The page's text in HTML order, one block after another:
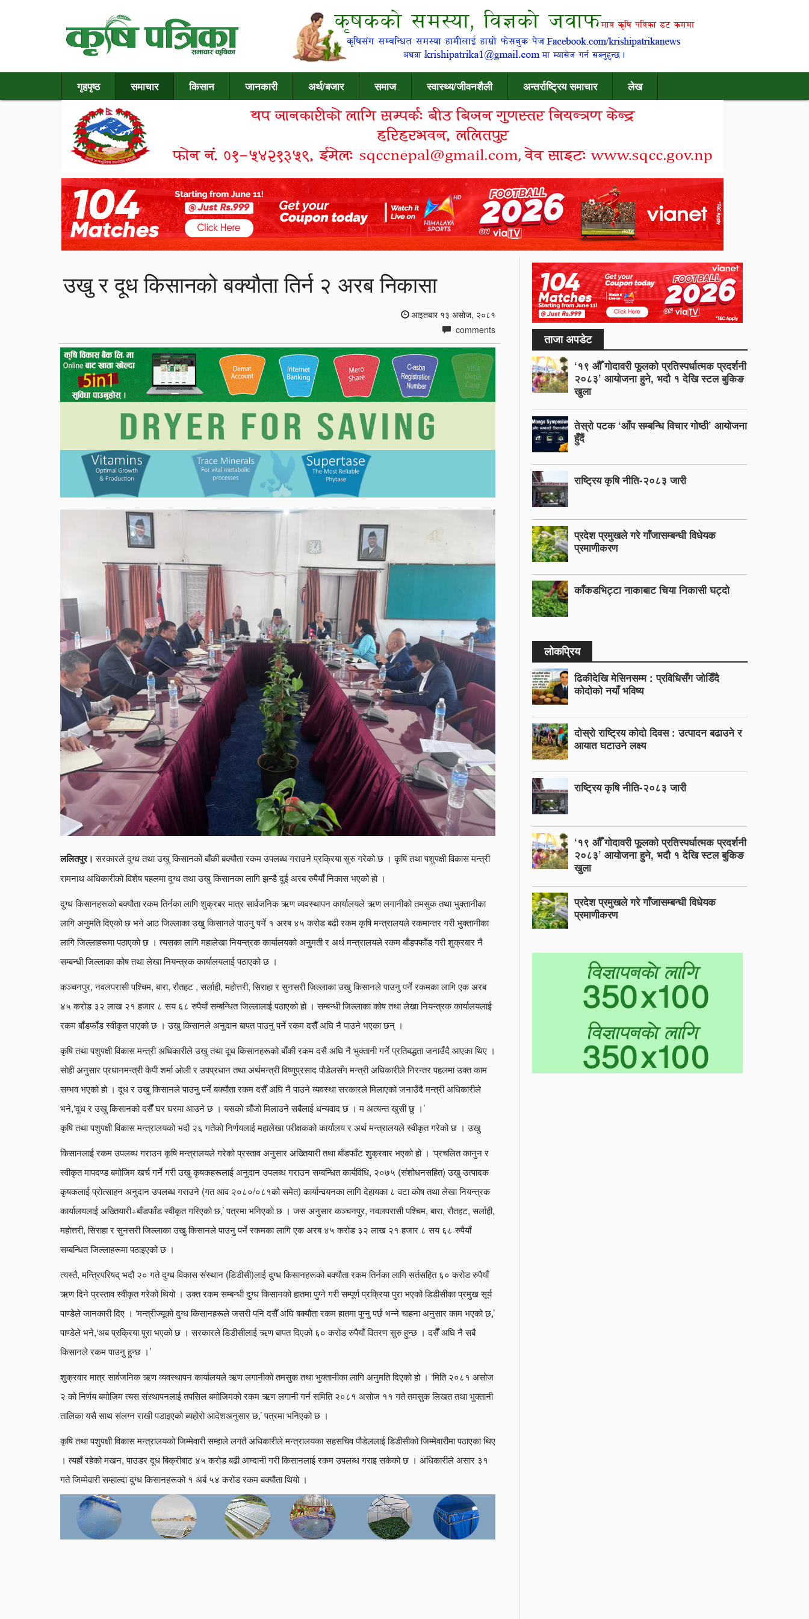
गृहपृष्ठ समाचार किसान जानकारी अर्थ/बजार समाज स्वास्थ्य/जीवनशैली अन्तर्राष्ट्रिय समाचार लेख
उखु र दूध किसानको बक्यौता तिर्न २ अरब निकासा
आइतबार १३ असोज, २०८१
comments
ललितपुर। सरकारले दुग्ध तथा उखु किसानको बाँकी बक्यौता रकम उपलब्ध गराउने प्रक्रिया सुरु गरेको छ । कृषि तथा पशुपक्षी विकास मन्त्री
रामनाथ अधिकारीको विशेष पहलमा दुग्ध तथा उखु किसानका लागि झन्डै दुई अरब रुपैयाँ निकास भएको हो ।
दुग्ध किसानहरूको बक्यौता रकम तिर्नका लागि शुक्रबर मात्र सार्वजनिक ऋण व्यवस्थापन कार्यालयले ऋण लगानीको तमसुक तथा भुक्तानीका
लागि अनुमति दिएको छ भने आठ जिल्लाका उखु किसानले पाउनु पर्ने १ अरब ४५ करोड बढी रकम कृषि मन्त्रालयले रकमान्तर गरी भुक्तानीका
लागि जिल्लाहरूमा पठाएको छ । त्यसका लागि महालेखा नियन्त्रक कार्यालयको अनुमती र अर्थ मन्त्रालयले रकम बाँडपफाँड गरी शुक्रबार नै
सम्बन्धी जिल्लाका कोष तथा लेखा नियन्त्रक कार्यालयलाई पठाएको छ ।
कञ्चनपुर, नवलपरासी पश्चिम, बारा, रौतहट , सर्लाही, महोत्तरी, सिराहा र सुनसरी जिल्लाका उखु किसानले पाउनु पर्ने रकमका लागि एक अरब
४५ करोड ३२ लाख २१ हजार ८ सय ६८ रुपैयाँ सम्बन्धित जिल्लालाई पठाएको हो । सम्बन्धी जिल्लाका कोष तथा लेखा नियन्त्रक कार्यालयलाई
रकम बाँडफाँड स्वीकृत पाएको छ । उखु किसानले अनुदान बापत पाउनु पर्ने रकम दसैँ अघि नै पाउने भएका छन् ।
कृषि तथा पशुपक्षी विकास मन्त्री अधिकारीले उखु तथा दूध किसानहरूको बाँकी रकम दसै अघि नै भुक्तानी गर्ने प्रतिबद्धता जनाउँदै आएका थिए ।
सोही अनुसार प्रधानमन्त्री केपी शर्मा ओली र उपप्रधान तथा अर्थमन्त्री विष्णुप्रसाद पौडेलसँग मन्त्री अधिकारीले निरन्तर पहलमा उक्त काम
सम्भव भएको हो । दूध र उखु किसानले पाउनु पर्ने बक्यौता रकम दसैँ अघि नै पाउने व्यवस्था सरकारले मिलाएको जनाउँदै मन्त्री अधिकारीले
भने,‘दूध र उखु किसानको दसैँ घर घरमा आउने छ । यसको चाँजो मिलाउने सबैलाई धन्यवाद छ । म अत्यन्त खुसी छु ।’
कृषि तथा पशुपक्षी विकास मन्त्रालयको भदौ २६ गतेको निर्णयलाई महालेखा परीक्षकको कार्यालय र अर्थ मन्त्रालयले स्वीकृत गरेको छ । उखु
किसानलाई रकम उपलब्ध गराउन कृषि मन्त्रालयले गरेको प्रस्ताव अनुसार अख्तियारी तथा बाँडफाँट शुक्रवार भएको हो । ‘प्रचलित कानुन र
स्वीकृत मापदण्ड बमोजिम खर्च गर्ने गरी उखु कृषकहरूलाई अनुदान उपलब्ध गराउन सम्बन्धित कार्यविधि, २०७५ (संशोधनसहित) उखु उत्पादक
कृषकलाई प्रोत्साहन अनुदान उपलब्ध गराउने (गत आव २०८०/०८१को समेत) कार्यान्वयनका लागि देहायका ८ वटा कोष तथा लेखा नियन्त्रक
कार्यालयलाई अख्तियारी÷बाँडफाँड स्वीकृत गरिएको छ,’ पत्रमा भनिएको छ । जस अनुसार कञ्चनपुर, नवलपरासी पश्चिम, बारा, रौतहट, सर्लाही,
महोत्तरी, सिराहा र सुनसरी जिल्लाका उखु किसानले पाउनु पर्ने रकमका लागि एक अरब ४५ करोड ३२ लाख २१ हजार ८ सय ६८ रुपैयाँ
सम्बन्धित जिल्लाहरूमा पठाइएको छ ।
त्यस्तै, मन्त्रिपरिषद् भदौ २० गते दुग्ध विकास संस्थान (डिडीसी)लाई दुग्ध किसानहरूको बक्यौता रकम तिर्नका लागि सर्तसहित ६० करोड रुपैयाँ
ऋण दिने प्रस्ताव स्वीकृत गरेको थियो । उक्त रकम सम्बन्धी दुग्ध किसानको हातमा पुग्ने गरी सम्पूर्ण प्रक्रिया पुरा भएको डिडीसीका प्रमुख सूर्य
पाण्डेले जानकारी दिए । ‘मन्त्रीज्यूको दुग्ध किसानहरूले जसरी पनि दसैँ अघि बक्यौता रकम हातमा पुग्नु पर्छ भन्ने चाहना अनुसार काम भएको छ,’
पाण्डेले भने,‘अब प्रक्रिया पुरा भएको छ । सरकारले डिडीसीलाई ऋण बापत दिएको ६० करोड रुपैयाँ वितरण सुरु हुन्छ । दसैँ अघि नै सबै
किसानले रकम पाउनु हुन्छ ।’
शुक्रवार मात्र सार्वजनिक ऋण व्यवस्थापन कार्यालयले ऋण लगानीको तमसुक तथा भुक्तानीका लागि अनुमति दिएको हो । ‘मिति २०८१ असोज
२ को निर्णय बमोजिम त्यस संस्थापनलाई तपसिल बमोजिमको रकम ऋण लगानी गर्न समिति २०८१ असोज ११ गते तमसुक लिखत तथा भुक्तानी
तालिका यसै साथ संलग्न राखी पडाइएको ब्यहोरो आदेशअनुसार छ,’ पत्रमा भनिएको छ ।
कृषि तथा पशुपक्षी विकास मन्त्रालयको जिम्मेवारी सम्हाले लगतै अधिकारीले मन्त्रालयका सहसचिव पौडेललाई डिडीसीको जिम्मेवारीमा पठाएका थिए
। त्यहाँ रहेको मखन, पाउडर दूध बिक्रीबाट ४५ करोड बढी आम्दानी गरी किसानलाई रकम उपलब्ध गराइ सकेको छ । अधिकारीले असार ३१
गते जिम्मेवारी सम्हाल्दा दुग्ध किसानहरूको १ अर्ब ५४ करोड रकम बक्यौता थियो ।
ताजा अपडेट
‘१९ औँ गोदावरी फूलको प्रतिस्पर्धात्मक प्रदर्शनी
२०८३’ आयोजना हुने, भदौ १ देखि स्टल बुकिङ
खुला
तेस्रो पटक ‘आँप सम्बन्धि विचार गोष्ठी’ आयोजना
हुँदैं
राष्ट्रिय कृषि नीति-२०८३ जारी
प्रदेश प्रमुखले गरे गाँजासम्बन्धी विधेयक
प्रमाणीकरण
काँकडभिट्टा नाकाबाट चिया निकासी घट्दो
लोकप्रिय
ढिकीदेखि मेसिनसम्म : प्रविधिसँग जोडिँदै
कोदोको नयाँ भविष्य
दोस्रो राष्ट्रिय कोदो दिवस : उत्पादन बढाउने र
आयात घटाउने लक्ष्य
राष्ट्रिय कृषि नीति-२०८३ जारी
‘१९ औँ गोदावरी फूलको प्रतिस्पर्धात्मक प्रदर्शनी
२०८३’ आयोजना हुने, भदौ १ देखि स्टल बुकिङ
खुला
प्रदेश प्रमुखले गरे गाँजासम्बन्धी विधेयक
प्रमाणीकरण